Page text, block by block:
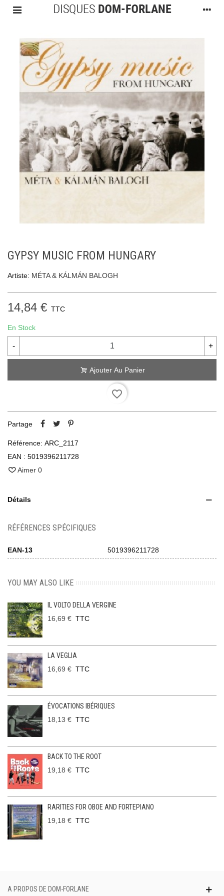
GYPSY MUSIC FROM HUNGARY
Artiste: MÉTA & KÁLMÁN BALOGH
14,84 € TTC
En Stock
- +
Ajouter Au Panier
favorite_border
Partage
Référence: ARC_2117
EAN : 5019396211728
Aimer 0
Détails
RÉFÉRENCES SPÉCIFIQUES
EAN-13 5019396211728
YOU MAY ALSO LIKE
IL VOLTO DELLA VERGINE
16,69 € TTC
LA VEGLIA
16,69 € TTC
ÉVOCATIONS IBÉRIQUES
18,13 € TTC
BACK TO THE ROOT
19,18 € TTC
RARITIES FOR OBOE AND FORTEPIANO
19,18 € TTC
A PROPOS DE DOM-FORLANE